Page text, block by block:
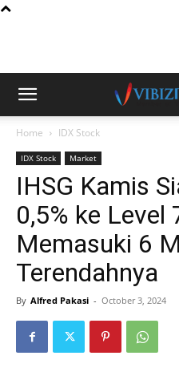
Home IDX Stock
IDX Stock Market
IHSG Kamis
0,5% ke Level
Memasuki 6
Terendahnya
By Alfred Pakasi - October 3, 2024